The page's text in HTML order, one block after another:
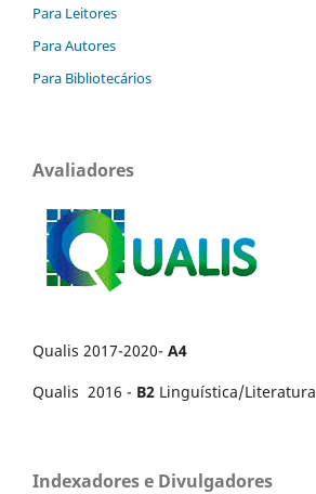
Para Leitores
Para Autores
Para Bibliotecários
Avaliadores
Qualis 2017-2020- A4
Qualis 2016 - B2 Linguística/Literatura
Indexadores e Divulgadores